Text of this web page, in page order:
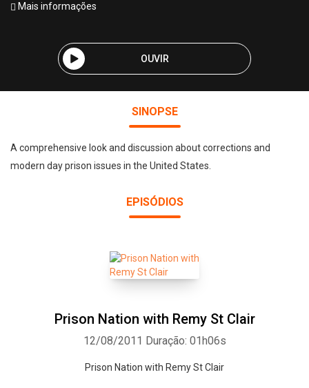
Mais informações
OUVIR
SINOPSE
A comprehensive look and discussion about corrections and
modern day prison issues in the United States.
EPISÓDIOS
Prison Nation with Remy St Clair
12/08/2011 Duração: 01h06s
Prison Nation with Remy St Clair